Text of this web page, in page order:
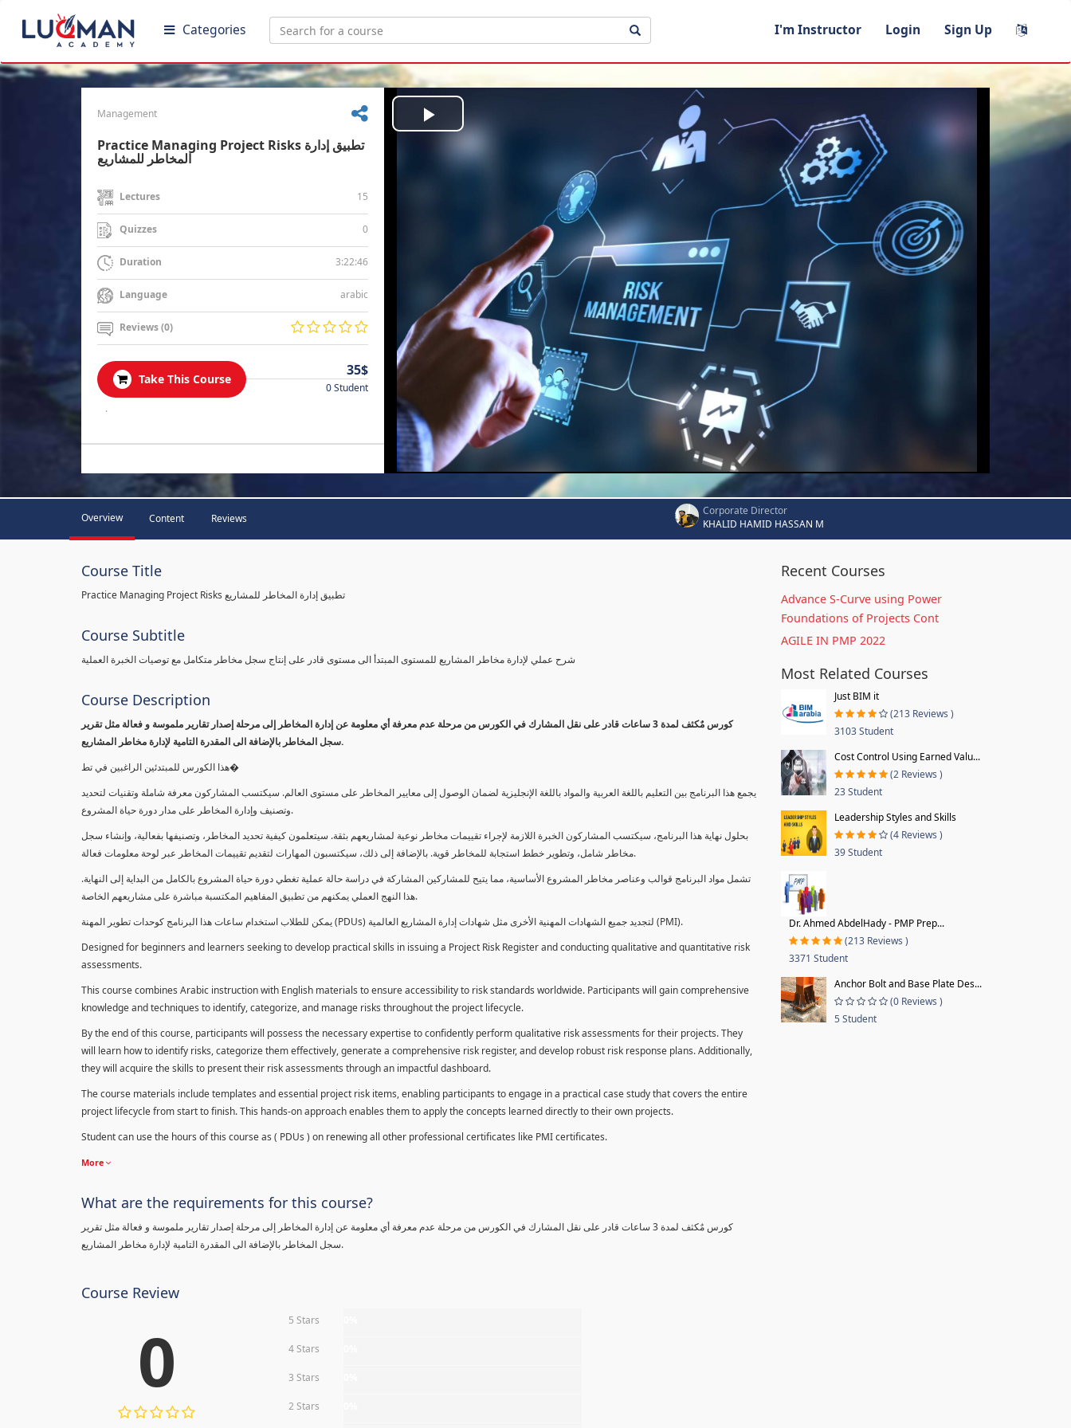
Categories I'm Instructor Login Sign Up
Management
Practice Managing Project Risks تطبيق إدارة
المخاطر للمشاريع
Lectures 15
Quizzes 0
Duration 3:22:46
Language arabic
Reviews (0)
Take This Course
35$
0 Student
.
Play
Video
Overview Content Reviews
Corporate Director
KHALID HAMID HASSAN M
Course Title
Practice Managing Project Risks تطبيق إدارة المخاطر للمشاريع
Course Subtitle
شرح عملي لإدارة مخاطر المشاريع للمستوى المبتدأ الى مستوى قادر على إنتاج سجل مخاطر متكامل مع توصيات الخبرة العملية
Course Description
كورس مٌكثف لمدة 3 ساعات قادر على نقل المشارك في الكورس من مرحلة عدم معرفة أي معلومة عن إدارة المخاطر إلى مرحلة إصدار تقارير ملموسة و فعالة مثل تقرير
سجل المخاطر بالإضافة الى المقدرة التامية لإدارة مخاطر المشاريع.
هذا الكورس للمبتدئين الراغبين في تط�
يجمع هذا البرنامج بين التعليم باللغة العربية والمواد باللغة الإنجليزية لضمان الوصول إلى معايير المخاطر على مستوى العالم. سيكتسب المشاركون معرفة شاملة وتقنيات لتحديد
وتصنيف وإدارة المخاطر على مدار دورة حياة المشروع.
بحلول نهاية هذا البرنامج، سيكتسب المشاركون الخبرة اللازمة لإجراء تقييمات مخاطر نوعية لمشاريعهم بثقة. سيتعلمون كيفية تحديد المخاطر، وتصنيفها بفعالية، وإنشاء سجل
مخاطر شامل، وتطوير خطط استجابة للمخاطر قوية. بالإضافة إلى ذلك، سيكتسبون المهارات لتقديم تقييمات المخاطر عبر لوحة معلومات فعالة.
تشمل مواد البرنامج قوالب وعناصر مخاطر المشروع الأساسية، مما يتيح للمشاركين المشاركة في دراسة حالة عملية تغطي دورة حياة المشروع بالكامل من البداية إلى النهاية.
هذا النهج العملي يمكنهم من تطبيق المفاهيم المكتسبة مباشرة على مشاريعهم الخاصة.
يمكن للطلاب استخدام ساعات هذا البرنامج كوحدات تطوير المهنة (PDUs) لتجديد جميع الشهادات المهنية الأخرى مثل شهادات إدارة المشاريع العالمية (PMI).
Designed for beginners and learners seeking to develop practical skills in issuing a Project Risk Register and conducting qualitative and quantitative risk
assessments.
This course combines Arabic instruction with English materials to ensure accessibility to risk standards worldwide. Participants will gain comprehensive
knowledge and techniques to identify, categorize, and manage risks throughout the project lifecycle.
By the end of this course, participants will possess the necessary expertise to confidently perform qualitative risk assessments for their projects. They
will learn how to identify risks, categorize them effectively, generate a comprehensive risk register, and develop robust risk response plans. Additionally,
they will acquire the skills to present their risk assessments through an impactful dashboard.
The course materials include templates and essential project risk items, enabling participants to engage in a practical case study that covers the entire
project lifecycle from start to finish. This hands-on approach enables them to apply the concepts learned directly to their own projects.
Student can use the hours of this course as ( PDUs ) on renewing all other professional certificates like PMI certificates.
More
What are the requirements for this course?
كورس مٌكثف لمدة 3 ساعات قادر على نقل المشارك في الكورس من مرحلة عدم معرفة أي معلومة عن إدارة المخاطر إلى مرحلة إصدار تقارير ملموسة و فعالة مثل تقرير
سجل المخاطر بالإضافة الى المقدرة التامية لإدارة مخاطر المشاريع.
Course Review
0 5 Stars
4 Stars
3 Stars
2 Stars
Recent Courses
Advance S-Curve using Power
Foundations of Projects Cont
AGILE IN PMP 2022
Most Related Courses
Just BIM it
(213 Reviews )
3103 Student
Cost Control Using Earned Valu...
(2 Reviews )
23 Student
Leadership Styles and Skills
(4 Reviews )
39 Student
Dr. Ahmed AbdelHady - PMP Prep...
(213 Reviews )
3371 Student
Anchor Bolt and Base Plate Des...
(0 Reviews )
5 Student